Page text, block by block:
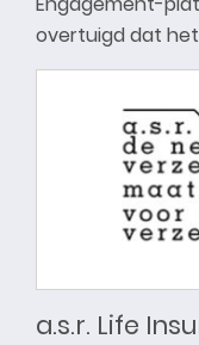
overtuigd dat
a.s.r. Life